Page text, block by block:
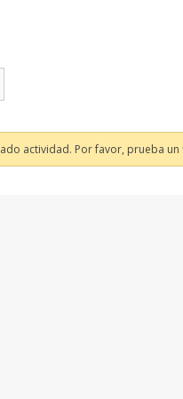
actividad. Por favor, prueba